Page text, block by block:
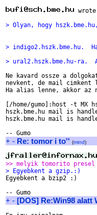
> Olyan, hogy
> indigo2.hszk.bme.hu.
> ural2.hszk.bme.hu-ra.
Ne kavard ossze a
nevkent, de mail
Ha alias lenne, akkor az
[/home/gumo]:host -t MX
hszk.bme.hu mail is
hszk.bme.hu mail is
+ - Re: tomor i to'' (mind)
>> melyik tomorito
> Egyebkent a gzip.:)
Egyebkent a bzip2 :)
+ - [DOS] Re:Win98 alatt